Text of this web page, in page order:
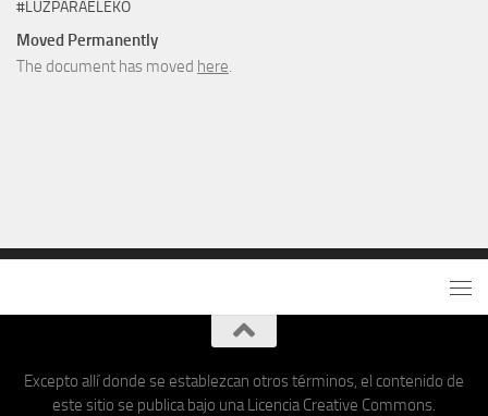
#LUZPARAELEKO
Moved Permanently
The document has moved here.
Excepto allí donde se establezcan otros términos, el contenido de
este sitio se publica bajo una Licencia Creative Commons.